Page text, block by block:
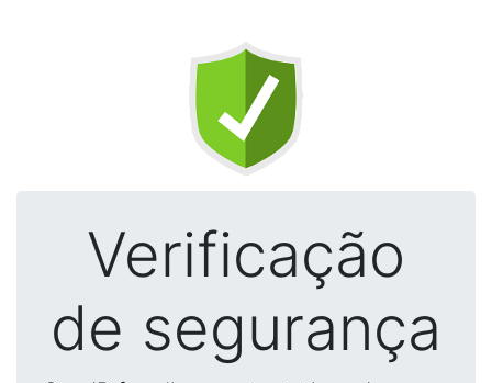
Verificação
de segurança